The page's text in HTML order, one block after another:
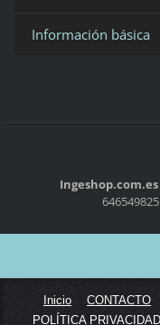
Información básica
Ingeshop.com.es
646549825
Inicio CONTACTO
POLÍTICA PRIVACIDAD